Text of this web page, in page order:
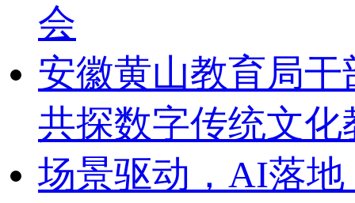
会
安徽黄山教育局
共探数字传统文化
场景驱动，AI落